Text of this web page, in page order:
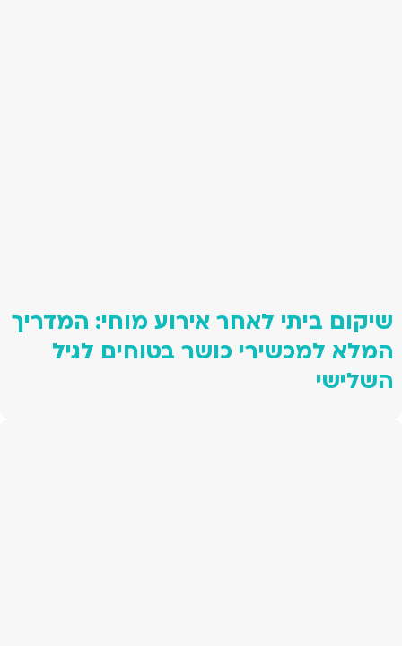
שיקום ביתי לאחר אירוע מוחי: המדריך
המלא למכשירי כושר בטוחים לגיל
השלישי